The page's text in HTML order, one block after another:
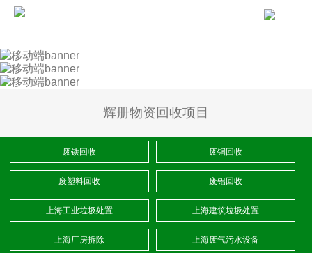
辉册物资回收项目
废铁回收 废铜回收
废塑料回收 废铝回收
上海工业垃圾处置 上海建筑垃圾处置
上海厂房拆除 上海废气污水设备